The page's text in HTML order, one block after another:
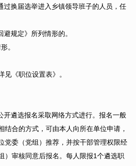
过换届选举进入乡镇领导班子的人员，任
规定》所列情形的。
。
见《职位设置表》。
开遴选报名采取网络方式进行。报名一般
结合的方式，可由本人向所在单位申请，
党委（党组）推荐，并按干部管理权限经
）审核同意后报名。每人限报1个遴选职